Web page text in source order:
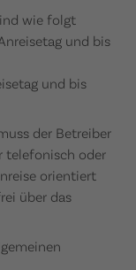
wie folgt
und bis
und bis
der Betreiber
telefonisch oder
orientiert
über das